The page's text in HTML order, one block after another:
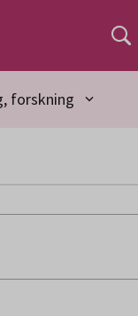
forskning